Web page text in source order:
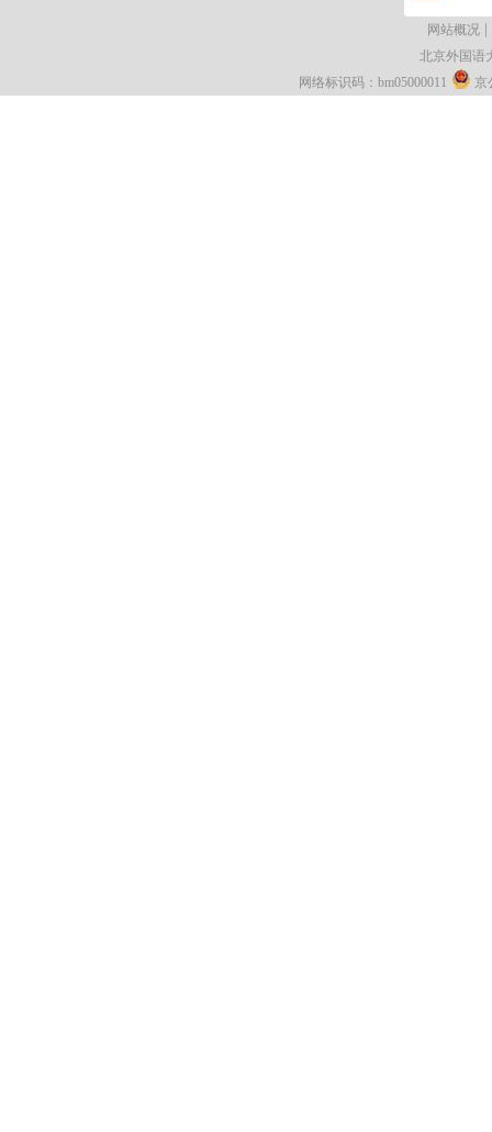
网站概况
北京外国语
网络标识码：bm05000011
京